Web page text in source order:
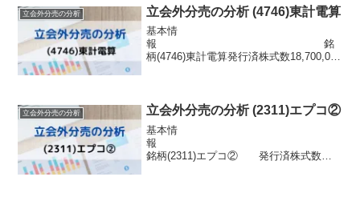
借配当金4円目的株式の流動性の向上株主
優待なし分売情報 発表日 ...
立会外分売の分析 立会外分売の分析 (4746)東計電算
基本情
報 銘
柄(4746)東計電算発行済株式数18,700,000
月末)分売情報 発表...
立会外分売の分析 立会外分売の分析 (2311)エプコ②
基本情
報
銘柄(2311)エプコ② 発行済株式数